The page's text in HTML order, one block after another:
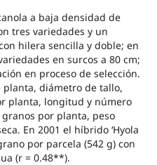
a baja densidad de
tres variedades y un
hilera sencilla y doble; en
en surcos a 80 cm;
en proceso de selección.
diámetro de tallo,
planta, longitud y número
por planta, peso
En 2001 el híbrido ‘Hyola
por parcela (542 g) con
(r = 0.48**).